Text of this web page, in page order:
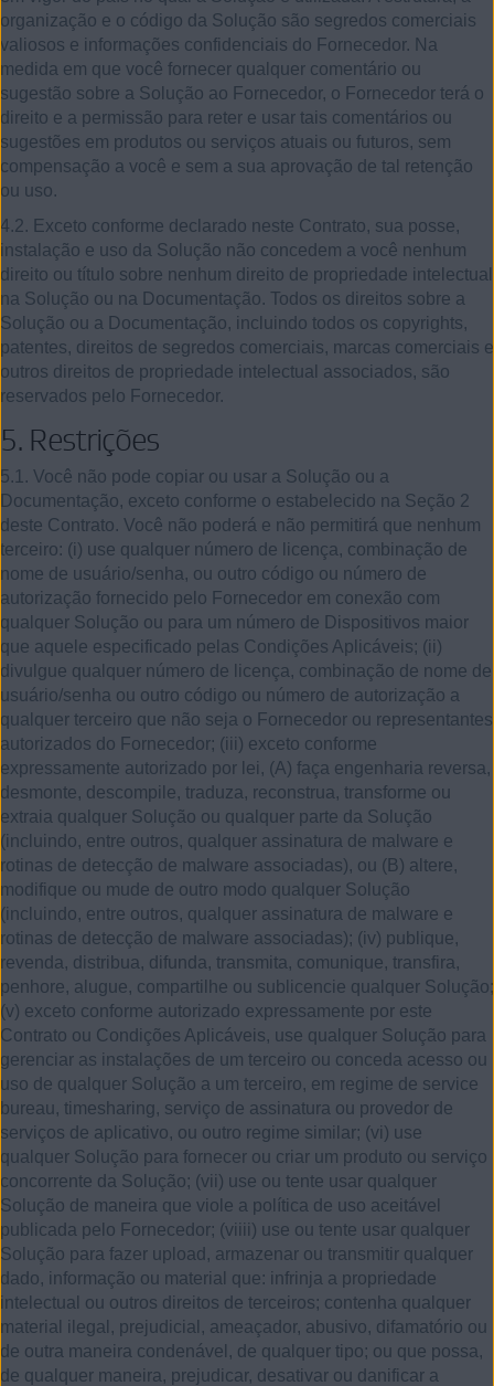
organização e o código da Solução são segredos comerciais
valiosos e informações confidenciais do Fornecedor. Na
medida em que você fornecer qualquer comentário ou
sugestão sobre a Solução ao Fornecedor, o Fornecedor terá o
direito e a permissão para reter e usar tais comentários ou
sugestões em produtos ou serviços atuais ou futuros, sem
compensação a você e sem a sua aprovação de tal retenção
ou uso.
4.2. Exceto conforme declarado neste Contrato, sua posse,
instalação e uso da Solução não concedem a você nenhum
direito ou título sobre nenhum direito de propriedade intelectual
na Solução ou na Documentação. Todos os direitos sobre a
Solução ou a Documentação, incluindo todos os copyrights,
patentes, direitos de segredos comerciais, marcas comerciais e
outros direitos de propriedade intelectual associados, são
reservados pelo Fornecedor.
5. Restrições
5.1. Você não pode copiar ou usar a Solução ou a
Documentação, exceto conforme o estabelecido na Seção 2
deste Contrato. Você não poderá e não permitirá que nenhum
terceiro: (i) use qualquer número de licença, combinação de
nome de usuário/senha, ou outro código ou número de
autorização fornecido pelo Fornecedor em conexão com
qualquer Solução ou para um número de Dispositivos maior
que aquele especificado pelas Condições Aplicáveis; (ii)
divulgue qualquer número de licença, combinação de nome de
usuário/senha ou outro código ou número de autorização a
qualquer terceiro que não seja o Fornecedor ou representantes
autorizados do Fornecedor; (iii) exceto conforme
expressamente autorizado por lei, (A) faça engenharia reversa,
desmonte, descompile, traduza, reconstrua, transforme ou
extraia qualquer Solução ou qualquer parte da Solução
(incluindo, entre outros, qualquer assinatura de malware e
rotinas de detecção de malware associadas), ou (B) altere,
modifique ou mude de outro modo qualquer Solução
(incluindo, entre outros, qualquer assinatura de malware e
rotinas de detecção de malware associadas); (iv) publique,
revenda, distribua, difunda, transmita, comunique, transfira,
penhore, alugue, compartilhe ou sublicencie qualquer Solução;
(v) exceto conforme autorizado expressamente por este
Contrato ou Condições Aplicáveis, use qualquer Solução para
gerenciar as instalações de um terceiro ou conceda acesso ou
uso de qualquer Solução a um terceiro, em regime de service
bureau, timesharing, serviço de assinatura ou provedor de
serviços de aplicativo, ou outro regime similar; (vi) use
qualquer Solução para fornecer ou criar um produto ou serviço
concorrente da Solução; (vii) use ou tente usar qualquer
Solução de maneira que viole a política de uso aceitável
publicada pelo Fornecedor; (viiii) use ou tente usar qualquer
Solução para fazer upload, armazenar ou transmitir qualquer
dado, informação ou material que: infrinja a propriedade
intelectual ou outros direitos de terceiros; contenha qualquer
material ilegal, prejudicial, ameaçador, abusivo, difamatório ou
de outra maneira condenável, de qualquer tipo; ou que possa,
de qualquer maneira, prejudicar, desativar ou danificar a